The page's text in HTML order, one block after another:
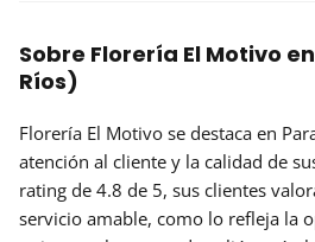
Sobre Florería El Motivo
Ríos)
Florería El Motivo se destaca en
atención al cliente y la calidad de
rating de 4.8 de 5, sus clientes
servicio amable, como lo refleja la